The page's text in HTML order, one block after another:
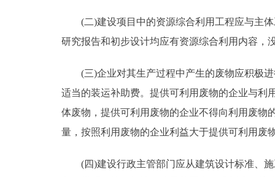
ITALIANO
(二)建设项目中的资源综合利用工程应与主体
研究报告和初步设计均应有资源综合利用内容，
(三)企业对其生产过程中产生的废物应积极进
适当的装运补助费。提供可利用废物的企业与利
体废物，提供可利用废物的企业不得向利用废物
量，按照利用废物的企业利益大于提供可利用废
(四)建设行政主管部门应从建筑设计标准、施